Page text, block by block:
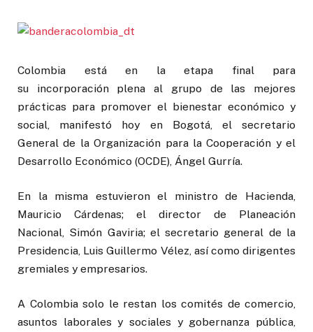
Colombia está en la etapa final para
su incorporación plena al grupo de las mejores
prácticas para promover el bienestar económico y
social, manifestó hoy en Bogotá, el secretario
General de la Organización para la Cooperación y el
Desarrollo Económico (OCDE), Ángel Gurría.
En la misma estuvieron el ministro de Hacienda,
Mauricio Cárdenas; el director de Planeación
Nacional, Simón Gaviria; el secretario general de la
Presidencia, Luis Guillermo Vélez, así como dirigentes
gremiales y empresarios.
A Colombia solo le restan los comités de comercio,
asuntos laborales y sociales y gobernanza pública,